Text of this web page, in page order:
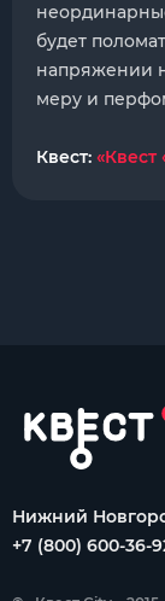
будет
напряжении
меру и
Квест: «Квест
Нижний
+7 (800) 600-36-